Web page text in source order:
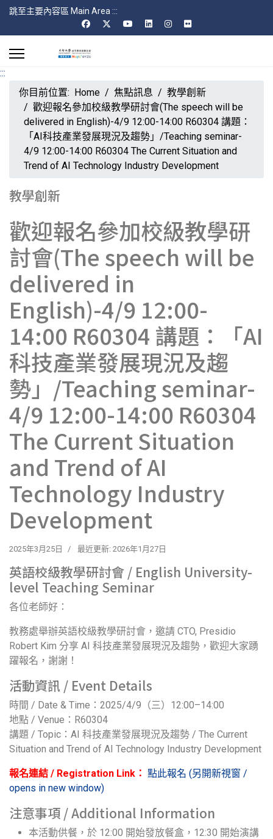
跳至主要內容區 Main Area :::
:::
你目前位置: Home 焦點訊息
教學創新
歡迎報名參加校級教學研討會(The speech will be
delivered in English)-4/9 12:00-14:00 R60304 講題：
「AI科技產業發展現況及趨勢」/Teaching seminar-
4/9 12:00-14:00 R60304 The Current Situation and
Trend of AI Technology Industry Development
教學創新
歡迎報名參加校級教學研
討會(The speech will be
delivered in
English)-4/9 12:00-
14:00 R60304 講題：「AI
科技產業發展現況及趨
勢」/Teaching seminar-
4/9 12:00-14:00 R60304
The Current Situation
and Trend of AI
Technology Industry
Development
2025年3月25日 最近更新: 2026年1月27日
英語校級教學研討會 / English University-
level Teaching Seminar
各位老師好：
教務處舉辦英語校級教學研討會，邀請 CTO, Presidio
Robert Kim 分享 AI 科技產業發展現況及趨勢，歡迎大家踴
躍報名，謝謝！
活動資訊 / Event Details
時間 / Date & Time：2025/4/9（三）12:00–14:00
地點 / Venue：R60304
講題 / Topic：AI 科技產業發展現況及趨勢 / The Current
Situation and Trend of AI Technology Industry Development
報名連結 / Registration Link： 點此報名 (另開新視窗 /
opens in new window)
注意事項 / Additional Information
本活動供餐，於 12:00 開始發放餐盒，12:30 開始演講